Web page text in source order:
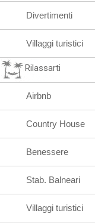
Divertimenti
Villaggi turistici
Rilassarti
Airbnb
Country House
Benessere
Stab. Balneari
Villaggi turistici